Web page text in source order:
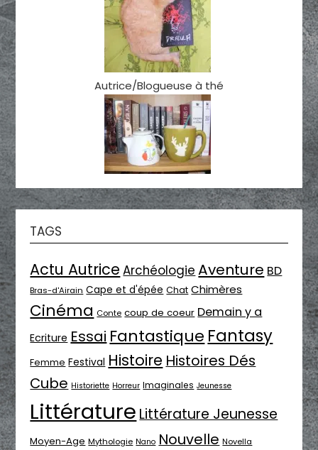
Autrice/Blogueuse à thé
TAGS
Actu Autrice Archéologie Aventure BD
Bras-d'Airain Cape et d'épée Chat Chimères
Cinéma Conte coup de coeur Demain y a
Ecriture Essai Fantastique Fantasy
Femme Festival Histoire Histoires Dés
Cube Historiette Horreur Imaginales Jeunesse
Littérature Littérature Jeunesse
Moyen-Age Mythologie Nano Nouvelle Novella